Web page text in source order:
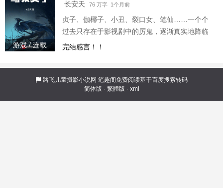
游戏 / 连载
长安天 76 万字 1个月前
贞子、伽椰子、小丑、裂口女、笔仙……一个个
过去只存在于影视剧中的厉鬼，逐渐真实地降临
在神秘复苏的世界。 五浊恶世，地狱已空，厉鬼
剧情第一个领盒饭的七中班主任王老师。 敲门鬼
就在教室外，但不要为我悲伤，因为我驾驭
了……贞子，这来自另一个世界的恐怖灵异。
……多年后，陷入恐惧的人们听到这样一句话在
完结感言！！
路飞儿童摄影小说网 笔趣阁免费阅读基于百度搜索转码
简体版 · 繁體版 · xml